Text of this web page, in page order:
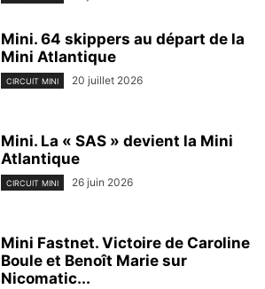
Mini. 64 skippers au départ de la
Mini Atlantique
CIRCUIT MINI 20 juillet 2026
Mini. La « SAS » devient la Mini
Atlantique
CIRCUIT MINI 26 juin 2026
Mini Fastnet. Victoire de Caroline
Boule et Benoît Marie sur
Nicomatic...